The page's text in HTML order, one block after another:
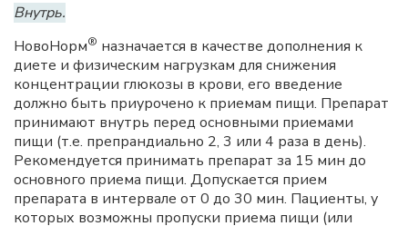
Внутрь.
НовоНорм® назначается в качестве дополнения к
диете и физическим нагрузкам для снижения
концентрации глюкозы в крови, его введение
должно быть приурочено к приемам пищи. Препарат
принимают внутрь перед основными приемами
пищи (т.е. препрандиально 2, 3 или 4 раза в день).
Рекомендуется принимать препарат за 15 мин до
основного приема пищи. Допускается прием
препарата в интервале от 0 до 30 мин. Пациенты, у
которых возможны пропуски приема пищи (или